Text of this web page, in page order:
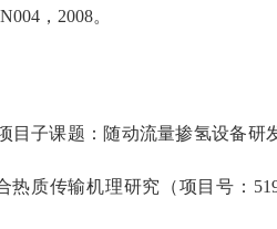
， 2008。
目子课题：随动流量掺氢设备研
热质传输机理研究（项目号：